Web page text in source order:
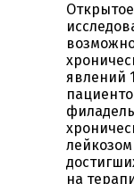
явлений
на